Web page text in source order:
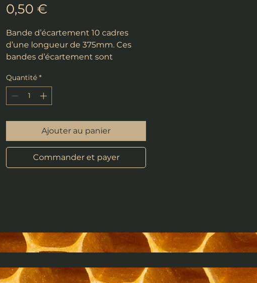
0,50 €
Bande d’écartement 10 cadres
d’une longueur de 375mm. Ces
bandes d’écartement sont
espace entre les cadres.
Quantité *
Ajouter au panier
Commander et payer